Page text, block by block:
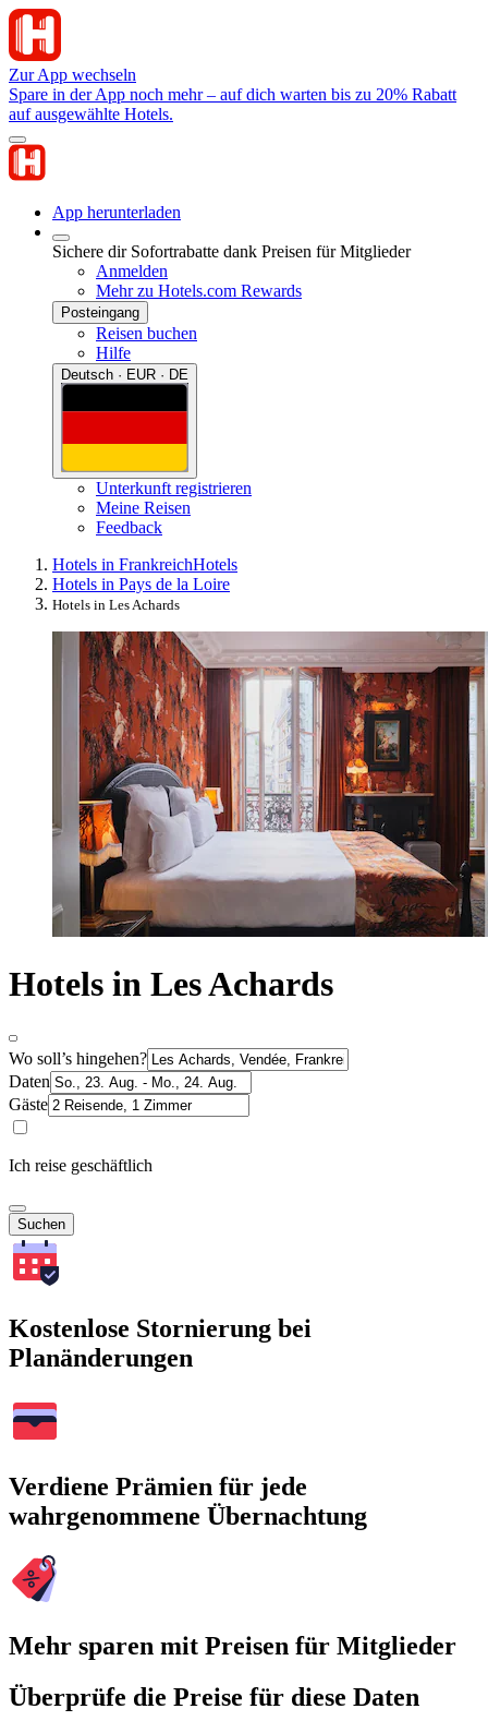
Zur App wechseln
Spare in der App noch mehr – auf dich warten bis zu 20% Rabatt
auf ausgewählte Hotels.
App herunterladen
Sichere dir Sofortrabatte dank Preisen für Mitglieder
Anmelden
Mehr zu Hotels.com Rewards
Posteingang
Reisen buchen
Hilfe
Deutsch · EUR · DE
Unterkunft registrieren
Meine Reisen
Feedback
Hotels in FrankreichHotels
Hotels in Pays de la Loire
Hotels in Les Achards
Hotels in Les Achards
Wo soll’s hingehen?
Daten
Gäste
Ich reise geschäftlich
Suchen
Kostenlose Stornierung bei
Planänderungen
Verdiene Prämien für jede
wahrgenommene Übernachtung
Mehr sparen mit Preisen für Mitglieder
Überprüfe die Preise für diese Daten